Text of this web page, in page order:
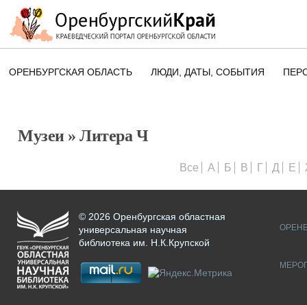
ОРЕНБУРГСКАЯ ОБЛАСТЬ ЛЮДИ, ДАТЫ, CОБЫТИЯ
Музеи» Литера Ч
Все А Б В Г Д Е
© 2026 Оренбургская областная
универсальная научная
библиотека им. Н.К.Крупской